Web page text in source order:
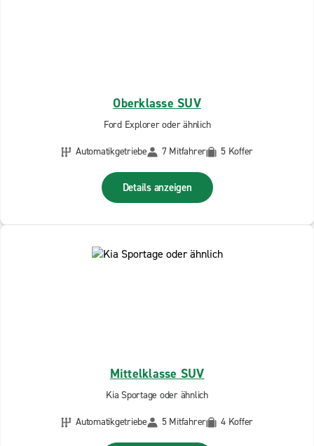
Oberklasse SUV
Ford Explorer oder ähnlich
Automatikgetriebe
7 Mitfahrer 5 Koffer
Details anzeigen
Mittelklasse SUV
Kia Sportage oder ähnlich
Automatikgetriebe
5 Mitfahrer 4 Koffer